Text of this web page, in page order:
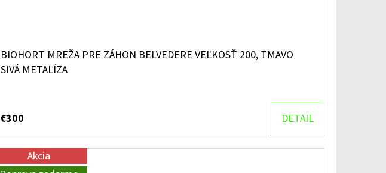
BIOHORT MREŽA PRE ZÁHON BELVEDERE VEĽKOSŤ 200, TMAVO
SIVÁ METALÍZA
€300 DETAIL
Akcia